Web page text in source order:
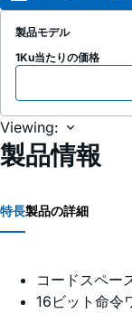
製品モデル
1Ku当たりの価格
Viewing:
製品情報
特長製品の詳細
コードスペー
16ビット命令